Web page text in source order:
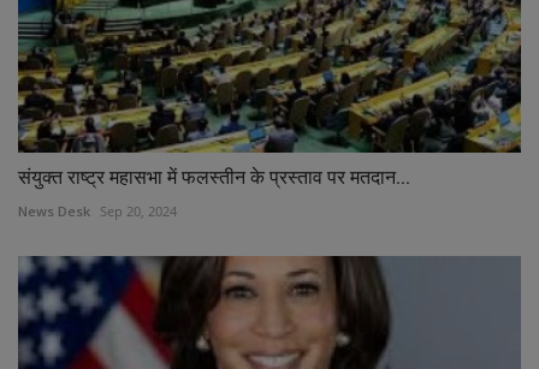
संयुक्त राष्ट्र महासभा में फलस्तीन के प्रस्ताव पर मतदान...
News Desk Sep 20, 2024